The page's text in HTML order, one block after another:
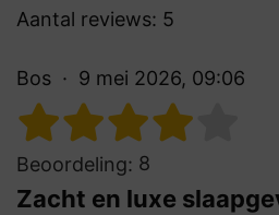
Aantal reviews: 5
Bos 9 mei 2026, 09:06
Beoordeling: 8
Zacht en luxe